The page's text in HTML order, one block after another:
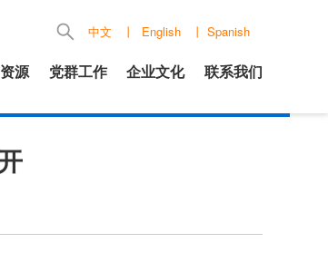
中文 丨 English丨 Spanish
源 党群工作 企业文化 联系我们